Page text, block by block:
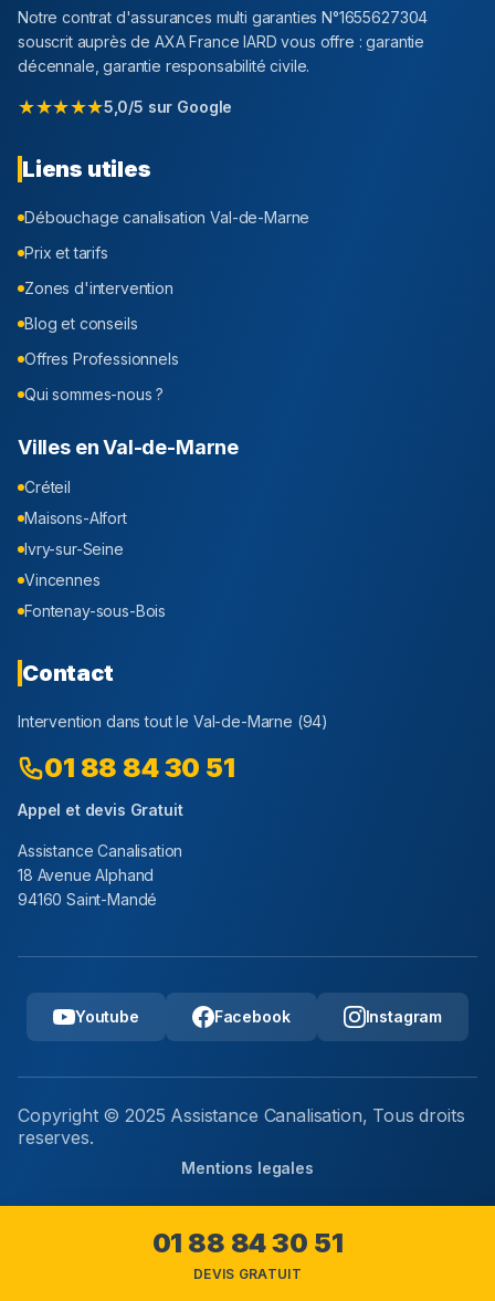
Notre contrat d'assurances multi garanties N°1655627304
souscrit auprès de AXA France IARD vous offre : garantie
décennale, garantie responsabilité civile.
★★★★★5,0/5 sur Google
Liens utiles
Débouchage canalisationVal-de-Marne
Prix et tarifs
Zones d'intervention
Blog et conseils
Offres Professionnels
Qui sommes-nous ?
Villes enVal-de-Marne
Créteil
Maisons-Alfort
Ivry-sur-Seine
Vincennes
Fontenay-sous-Bois
Contact
Intervention dans tout le Val-de-Marne (94)
01 88 84 30 51
Appel et devis Gratuit
Assistance Canalisation
18 Avenue Alphand
94160 Saint-Mandé
Youtube Facebook Instagram
Copyright © 2025 Assistance Canalisation, Tous droits
reserves.
Mentions legales
01 88 84 30 51
DEVIS GRATUIT